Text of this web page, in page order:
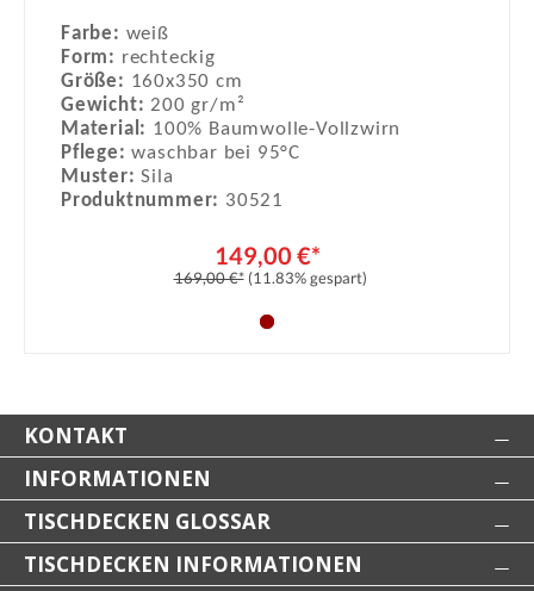
Farbe: weiß
Form: rechteckig
Größe: 160x350 cm
Gewicht:200 gr/m²
Material: 100% Baumwolle-Vollzwirn
Pflege:waschbar bei 95°C
Muster:Sila
Produktnummer: 30521
149,00 €*
169,00 €* (11.83% gespart)
KONTAKT
INFORMATIONEN
TISCHDECKEN GLOSSAR
TISCHDECKEN INFORMATIONEN